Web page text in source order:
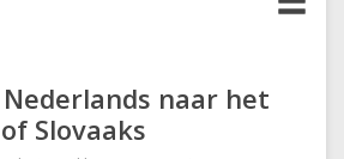
naar het
Slovaaks